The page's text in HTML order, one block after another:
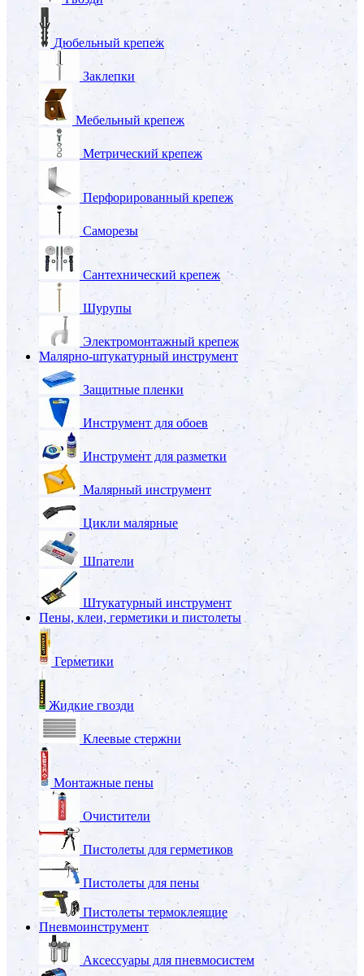
Дюбельный крепеж
Заклепки
Мебельный крепеж
Метрический крепеж
Перфорированный крепеж
Саморезы
Сантехнический крепеж
Шурупы
Электромонтажный крепеж
Малярно-штукатурный инструмент
Защитные пленки
Инструмент для обоев
Инструмент для разметки
Малярный инструмент
Цикли малярные
Шпатели
Штукатурный инструмент
Пены, клеи, герметики и пистолеты
Герметики
Жидкие гвозди
Клеевые стержни
Монтажные пены
Очистители
Пистолеты для герметиков
Пистолеты для пены
Пистолеты термоклеящие
Пневмоинструмент
Аксессуары для пневмосистем